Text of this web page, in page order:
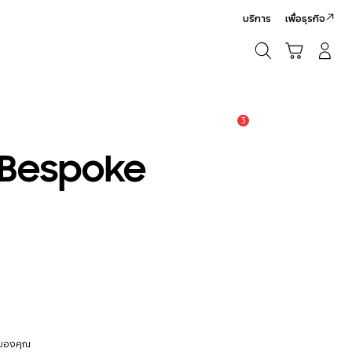
บริการ เพื่อธุรกิจ
3
องคุณ